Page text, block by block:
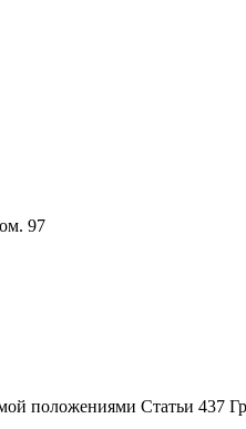
97
положениями Статьи 437